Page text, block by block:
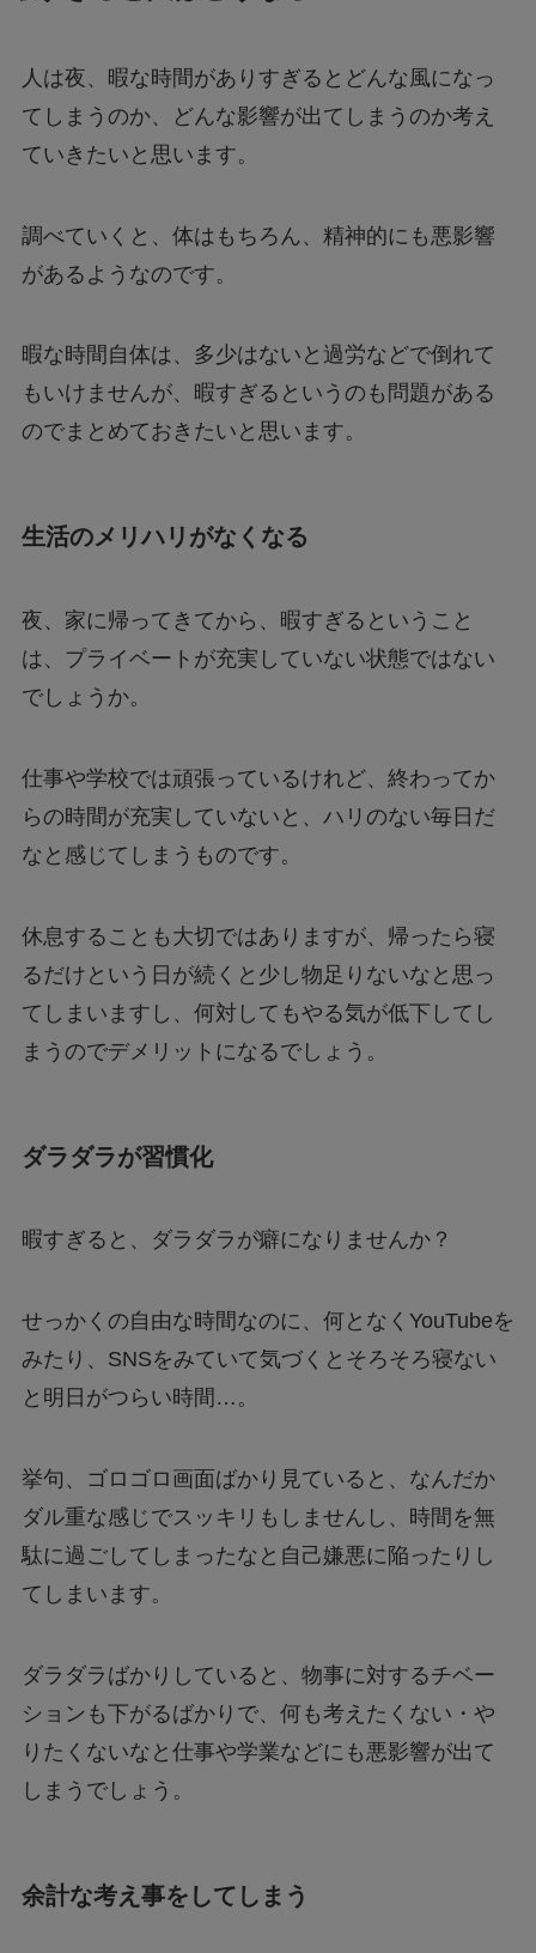
人は夜、暇な時間がありすぎるとどんな風になっ
てしまうのか、どんな影響が出てしまうのか考え
ていきたいと思います。
調べていくと、体はもちろん、精神的にも悪影響
があるようなのです。
暇な時間自体は、多少はないと過労などで倒れて
もいけませんが、暇すぎるというのも問題がある
のでまとめておきたいと思います。
生活のメリハリがなくなる
夜、家に帰ってきてから、暇すぎるということ
は、プライベートが充実していない状態ではない
でしょうか。
仕事や学校では頑張っているけれど、終わってか
らの時間が充実していないと、ハリのない毎日だ
なと感じてしまうものです。
休息することも大切ではありますが、帰ったら寝
るだけという日が続くと少し物足りないなと思っ
てしまいますし、何対してもやる気が低下してし
まうのでデメリットになるでしょう。
ダラダラが習慣化
暇すぎると、ダラダラが癖になりませんか？
せっかくの自由な時間なのに、何となくYouTubeを
みたり、SNSをみていて気づくとそろそろ寝ない
と明日がつらい時間…。
挙句、ゴロゴロ画面ばかり見ていると、なんだか
ダル重な感じでスッキリもしませんし、時間を無
駄に過ごしてしまったなと自己嫌悪に陥ったりし
てしまいます。
ダラダラばかりしていると、物事に対するチベー
ションも下がるばかりで、何も考えたくない・や
りたくないなと仕事や学業などにも悪影響が出て
しまうでしょう。
余計な考え事をしてしまう